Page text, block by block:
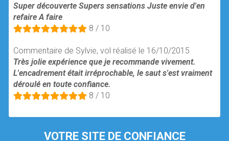
Super découverte Supers sensations Juste envie d'en
refaire A faire
8 / 10
Commentaire de Sylvie, vol réalisé le 16/10/2015
Très jolie expérience que je recommande vivement.
L'encadrement était irréprochable, le saut s'est vraiment
déroulé en toute confiance.
8 / 10
VOTRE SITE DE CONFIANCE